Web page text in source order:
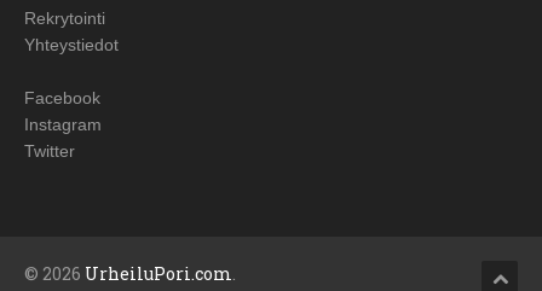
Rekrytointi
Yhteystiedot
Facebook
Instagram
Twitter
© 2026 UrheiluPori.com.